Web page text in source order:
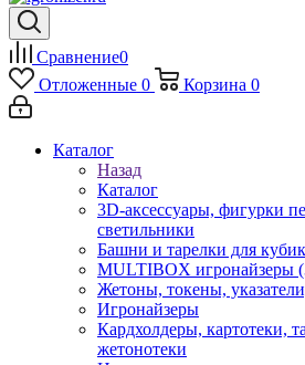
Сравнение0
Отложенные 0 Корзина 0
Каталог
Назад
Каталог
3D-аксессуары, фигурки
светильники
Башни и тарелки для
MULTIBOX игронайзеры
Жетоны, токены,
Игронайзеры
Кардхолдеры, картотеки,
жетонотеки